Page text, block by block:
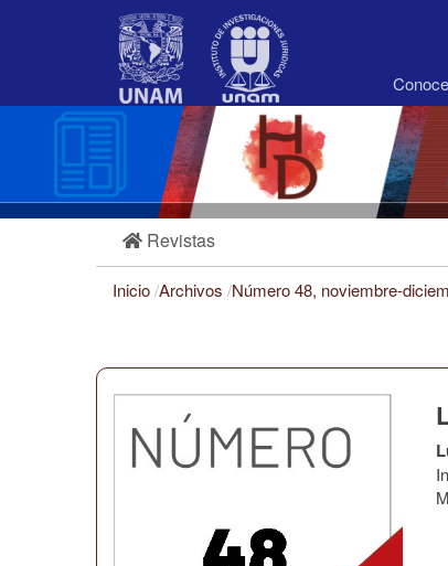
Barra
Revistas
Inicio/Archivos /Número 48, noviembre-